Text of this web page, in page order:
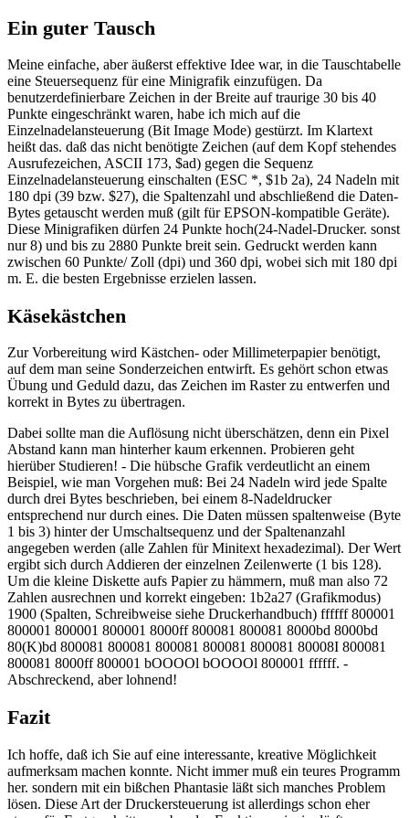
Ein guter Tausch
Meine einfache, aber äußerst effektive Idee war, in die Tauschtabelle
eine Steuersequenz für eine Minigrafik einzufügen. Da
benutzerdefinierbare Zeichen in der Breite auf traurige 30 bis 40
Punkte eingeschränkt waren, habe ich mich auf die
Einzelnadelansteuerung (Bit Image Mode) gestürzt. Im Klartext
heißt das. daß das nicht benötigte Zeichen (auf dem Kopf stehendes
Ausrufezeichen, ASCII 173, $ad) gegen die Sequenz
Einzelnadelansteuerung einschalten (ESC *, $1b 2a), 24 Nadeln mit
180 dpi (39 bzw. $27), die Spaltenzahl und abschließend die Daten-
Bytes getauscht werden muß (gilt für EPSON-kompatible Geräte).
Diese Minigrafiken dürfen 24 Punkte hoch(24-Nadel-Drucker. sonst
nur 8) und bis zu 2880 Punkte breit sein. Gedruckt werden kann
zwischen 60 Punkte/ Zoll (dpi) und 360 dpi, wobei sich mit 180 dpi
m. E. die besten Ergebnisse erzielen lassen.
Käsekästchen
Zur Vorbereitung wird Kästchen- oder Millimeterpapier benötigt,
auf dem man seine Sonderzeichen entwirft. Es gehört schon etwas
Übung und Geduld dazu, das Zeichen im Raster zu entwerfen und
korrekt in Bytes zu übertragen.
Dabei sollte man die Auflösung nicht überschätzen, denn ein Pixel
Abstand kann man hinterher kaum erkennen. Probieren geht
hierüber Studieren! - Die hübsche Grafik verdeutlicht an einem
Beispiel, wie man Vorgehen muß: Bei 24 Nadeln wird jede Spalte
durch drei Bytes beschrieben, bei einem 8-Nadeldrucker
entsprechend nur durch eines. Die Daten müssen spaltenweise (Byte
1 bis 3) hinter der Umschaltsequenz und der Spaltenanzahl
angegeben werden (alle Zahlen für Minitext hexadezimal). Der Wert
ergibt sich durch Addieren der einzelnen Zeilenwerte (1 bis 128).
Um die kleine Diskette aufs Papier zu hämmern, muß man also 72
Zahlen ausrechnen und korrekt eingeben: 1b2a27 (Grafikmodus)
1900 (Spalten, Schreibweise siehe Druckerhandbuch) ffffff 800001
800001 800001 800001 8000ff 800081 800081 8000bd 8000bd
80(K)bd 800081 800081 800081 800081 800081 80008I 800081
800081 8000ff 800001 bOOOOl bOOOOl 800001 ffffff. -
Abschreckend, aber lohnend!
Fazit
Ich hoffe, daß ich Sie auf eine interessante, kreative Möglichkeit
aufmerksam machen konnte. Nicht immer muß ein teures Programm
her. sondern mit ein bißchen Phantasie läßt sich manches Problem
lösen. Diese Art der Druckersteuerung ist allerdings schon eher